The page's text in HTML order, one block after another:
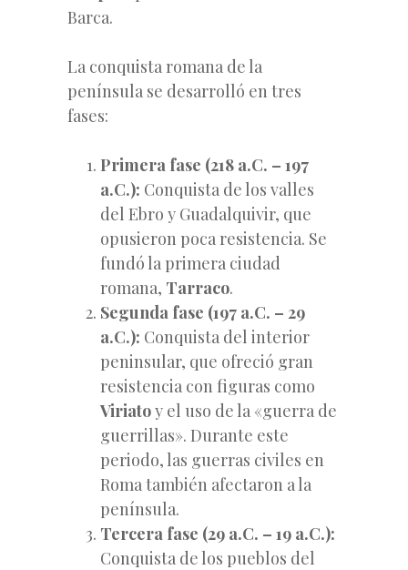
Barca.
La conquista romana de la
península se desarrolló en tres
fases:
Primera fase (218 a.C. – 197
a.C.): Conquista de los valles
del Ebro y Guadalquivir, que
opusieron poca resistencia. Se
fundó la primera ciudad
romana, Tarraco.
Segunda fase (197 a.C. – 29
a.C.): Conquista del interior
peninsular, que ofreció gran
resistencia con figuras como
Viriatoy el uso de la «guerra de
guerrillas». Durante este
periodo, las guerras civiles en
Roma también afectaron a la
península.
Tercera fase (29 a.C. – 19 a.C.):
Conquista de los pueblos del